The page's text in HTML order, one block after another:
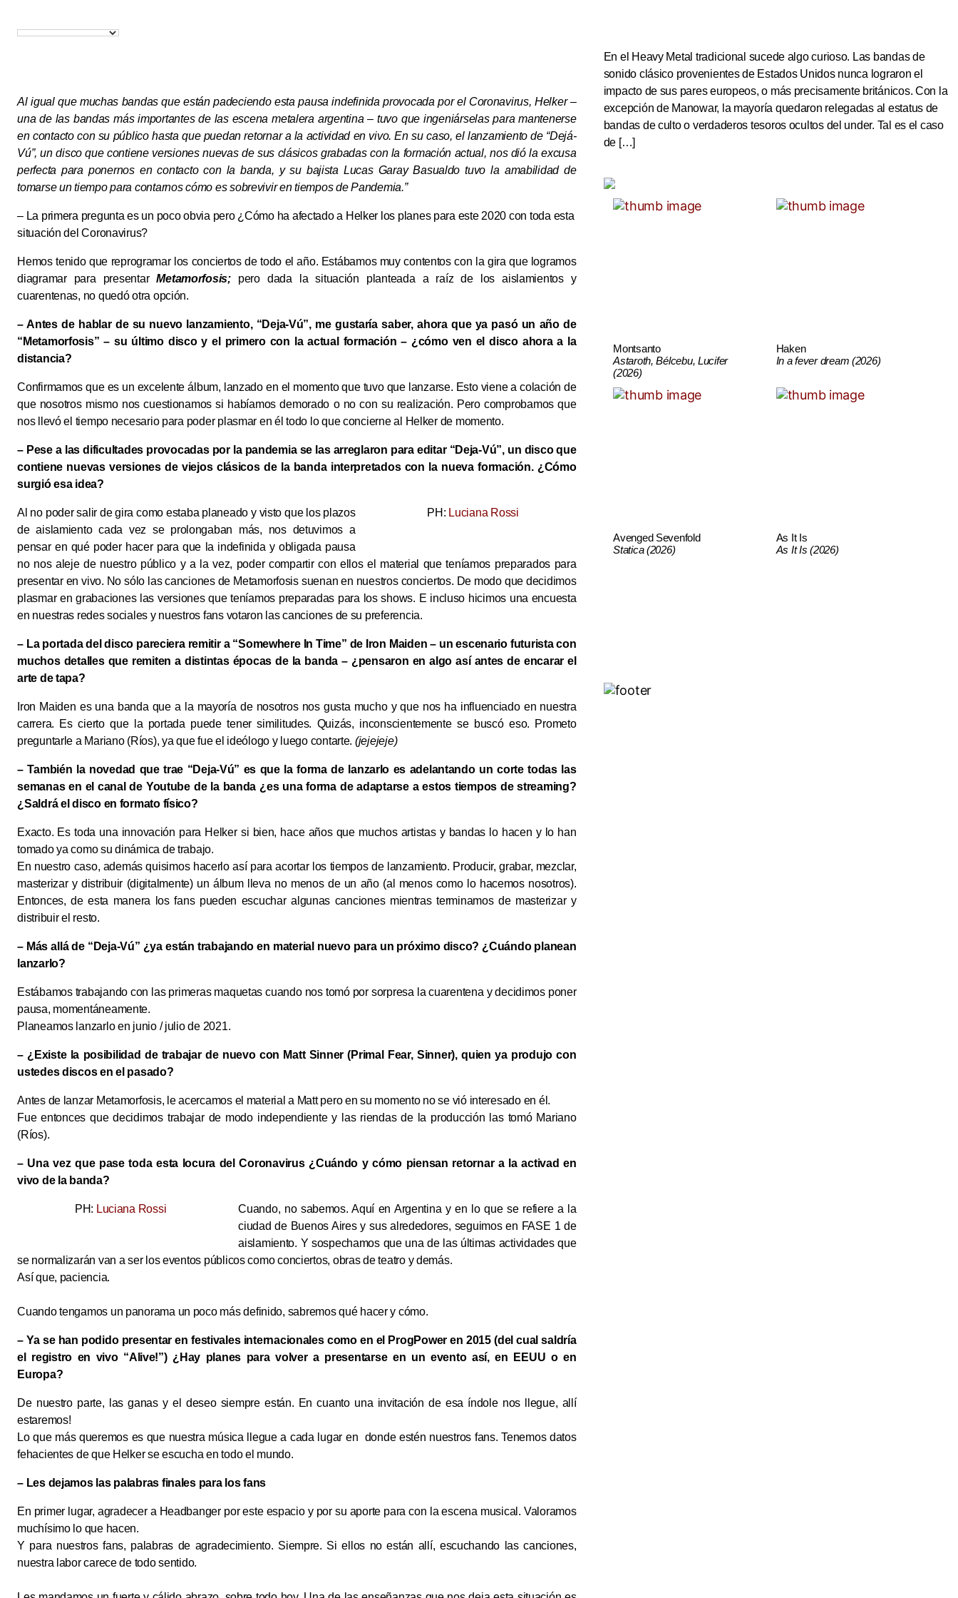
o e
Al igual que muchas bandas que están padeciendo esta pausa indefinida provocada por el Coronavirus, Helker –
una de las bandas más importantes de las escena metalera argentina – tuvo que ingeniárselas para mantenerse
en contacto con su público hasta que puedan retornar a la actividad en vivo. En su caso, el lanzamiento de “Dejá-
Vú”, un disco que contiene versiones nuevas de sus clásicos grabadas con la formación actual, nos dió la excusa
perfecta para ponernos en contacto con la banda, y su bajista Lucas Garay Basualdo tuvo la amabilidad de
tomarse un tiempo para contarnos cómo es sobrevivir en tiempos de Pandemia.”
– La primera pregunta es un poco obvia pero ¿Cómo ha afectado a Helker los planes para este 2020 con toda esta
situación del Coronavirus?
Hemos tenido que reprogramar los conciertos de todo el año. Estábamos muy contentos con la gira que logramos
diagramar para presentarMetamorfosis; pero dada la situación planteada a raíz de los aislamientos y
cuarentenas, no quedó otra opción.
– Antes de hablar de su nuevo lanzamiento, “Deja-Vú”, me gustaría saber, ahora que ya pasó un año de
“Metamorfosis” – su último disco y el primero con la actual formación – ¿cómo ven el disco ahora a la
distancia?
Confirmamos que es un excelente álbum, lanzado en el momento que tuvo que lanzarse. Esto viene a colación de
que nosotros mismo nos cuestionamos si habíamos demorado o no con su realización. Pero comprobamos que
nos llevó el tiempo necesario para poder plasmar en él todo lo que concierne al Helker de momento.
– Pese a las dificultades provocadas por la pandemia se las arreglaron para editar “Deja-Vú”, un disco que
contiene nuevas versiones de viejos clásicos de la banda interpretados con la nueva formación. ¿Cómo
surgió esa idea?
PH: Luciana Rossi
Al no poder salir de gira como estaba planeado y visto que los plazos
de aislamiento cada vez se prolongaban más, nos detuvimos a
pensar en qué poder hacer para que la indefinida y obligada pausa
no nos aleje de nuestro público y a la vez, poder compartir con ellos el material que teníamos preparados para
presentar en vivo. No sólo las canciones de Metamorfosis suenan en nuestros conciertos. De modo que decidimos
plasmar en grabaciones las versiones que teníamos preparadas para los shows. E incluso hicimos una encuesta
en nuestras redes sociales y nuestros fans votaron las canciones de su preferencia.
– La portada del disco pareciera remitir a “Somewhere In Time” de Iron Maiden – un escenario futurista con
muchos detalles que remiten a distintas épocas de la banda – ¿pensaron en algo así antes de encarar el
arte de tapa?
Iron Maiden es una banda que a la mayoría de nosotros nos gusta mucho y que nos ha influenciado en nuestra
carrera. Es cierto que la portada puede tener similitudes. Quizás, inconscientemente se buscó eso. Prometo
preguntarle a Mariano (Ríos), ya que fue el ideólogo y luego contarte. (jejejeje)
– También la novedad que trae “Deja-Vú” es que la forma de lanzarlo es adelantando un corte todas las
semanas en el canal de Youtube de la banda ¿es una forma de adaptarse a estos tiempos de streaming?
¿Saldrá el disco en formato físico?
Exacto. Es toda una innovación para Helker si bien, hace años que muchos artistas y bandas lo hacen y lo han
tomado ya como su dinámica de trabajo.
En nuestro caso, además quisimos hacerlo así para acortar los tiempos de lanzamiento. Producir, grabar, mezclar,
masterizar y distribuir (digitalmente) un álbum lleva no menos de un año (al menos como lo hacemos nosotros).
Entonces, de esta manera los fans pueden escuchar algunas canciones mientras terminamos de masterizar y
distribuir el resto.
– Más allá de “Deja-Vú” ¿ya están trabajando en material nuevo para un próximo disco? ¿Cuándo planean
lanzarlo?
Estábamos trabajando con las primeras maquetas cuando nos tomó por sorpresa la cuarentena y decidimos poner
pausa, momentáneamente.
Planeamos lanzarlo en junio / julio de 2021.
– ¿Existe la posibilidad de trabajar de nuevo con Matt Sinner (Primal Fear, Sinner), quien ya produjo con
ustedes discos en el pasado?
Antes de lanzar Metamorfosis, le acercamos el material a Matt pero en su momento no se vió interesado en él.
Fue entonces que decidimos trabajar de modo independiente y las riendas de la producción las tomó Mariano
(Ríos).
– Una vez que pase toda esta locura del Coronavirus ¿Cuándo y cómo piensan retornar a la activad en
vivo de la banda?
PH: Luciana Rossi
Cuando, no sabemos. Aquí en Argentina y en lo que se refiere a la
ciudad de Buenos Aires y sus alrededores, seguimos en FASE 1 de
aislamiento. Y sospechamos que una de las últimas actividades que
se normalizarán van a ser los eventos públicos como conciertos, obras de teatro y demás.
Así que, paciencia.
Cuando tengamos un panorama un poco más definido, sabremos qué hacer y cómo.
– Ya se han podido presentar en festivales internacionales como en el ProgPower en 2015 (del cual saldría
el registro en vivo “Alive!”) ¿Hay planes para volver a presentarse en un evento así, en EEUU o en
Europa?
De nuestro parte, las ganas y el deseo siempre están. En cuanto una invitación de esa índole nos llegue, allí
estaremos!
Lo que más queremos es que nuestra música llegue a cada lugar en donde estén nuestros fans. Tenemos datos
fehacientes de que Helker se escucha en todo el mundo.
– Les dejamos las palabras finales para los fans
En primer lugar, agradecer a Headbanger por este espacio y por su aporte para con la escena musical. Valoramos
muchísimo lo que hacen.
Y para nuestros fans, palabras de agradecimiento. Siempre. Si ellos no están allí, escuchando las canciones,
nuestra labor carece de todo sentido.
En el Heavy Metal tradicional sucede algo curioso. Las bandas de
sonido clásico provenientes de Estados Unidos nunca lograron el
impacto de sus pares europeos, o más precisamente británicos. Con la
excepción de Manowar, la mayoría quedaron relegadas al estatus de
bandas de culto o verdaderos tesoros ocultos del under. Tal es el caso
de […]
Montsanto
Astaroth, Bélcebu, Lucifer
(2026)
Haken
In a fever dream (2026)
Avenged Sevenfold
Statica (2026)
As It Is
As It Is (2026)